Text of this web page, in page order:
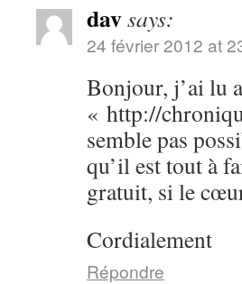
davsays:
24 février 2012 at
Bonjour, j’ai lu
« http://
semble pas
qu’il est tout à
gratuit, si le
Cordialement
Répondre